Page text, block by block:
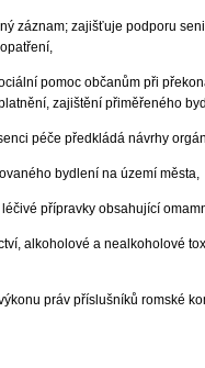
zajišťuje podporu
pomoc občanům při
zajištění přiměřeného
péče předkládá návrhy
bydlení na území města,
přípravky obsahující
alkoholové a nealkoholové
práv příslušníků romské